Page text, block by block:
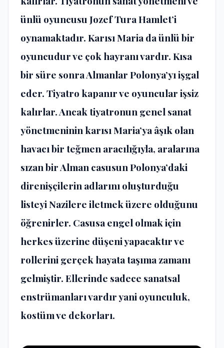
ünlü oyuncusu Jozef Tura Hamlet’i
oynamaktadır. Karısı Maria da ünlü bir
oyuncudur ve çok hayranı vardır. Kısa
bir süre sonra Almanlar Polonya’yı işgal
eder. Tiyatro kapanır ve oyuncular işsiz
kalırlar. Ancak tiyatronun genel sanat
yönetmeninin karısı Maria’ya âşık olan
havacı bir teğmen aracılığıyla, aralarına
sızan bir Alman casusun Polonya’daki
direnişçilerin adlarını oluşturduğu
listeyi Nazilere iletmek üzere olduğunu
öğrenirler. Casusa engel olmak için
herkes üzerine düşeni yapacaktır ve
rollerini gerçek hayata taşıma zamanı
gelmiştir. Ellerinde sadece sanatsal
enstrümanları vardır yani oyunculuk,
kostüm ve dekorları.